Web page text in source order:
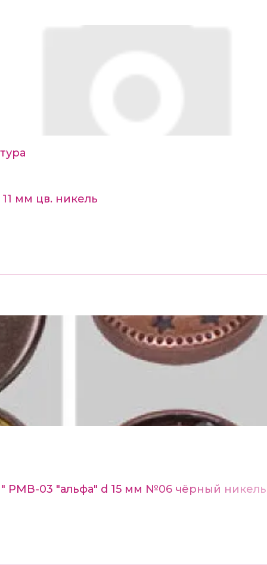
мм цв. никель
РМВ-03 "альфа" d 15 мм №06 чёрный никель